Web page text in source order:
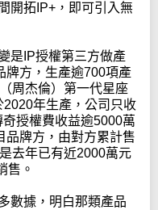
開拓IP+，即可引入無
是IP授權第三方做產
牌方，生產逾700項產
周杰倫）第一代星座
年生產，公司只收
授權費收益逾5000萬
品牌方，由對方累計售
去年已有近2000萬元
售。
數據，明白那類產品